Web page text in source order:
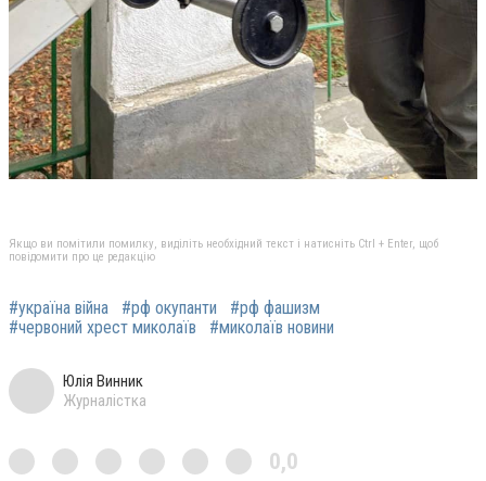
Якщо ви помітили помилку, виділіть необхідний текст і натисніть Ctrl + Enter, щоб
повідомити про це редакцію
#україна війна #рф окупанти
#рф фашизм
#червоний хрест миколаїв
#миколаїв новини
Юлія Винник
Журналістка
0,0